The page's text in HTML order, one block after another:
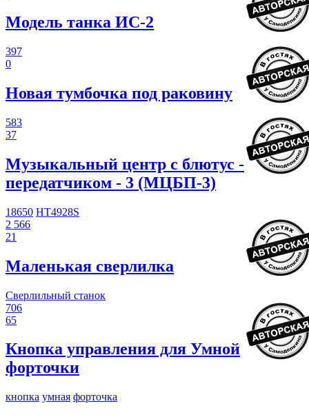
Модель танка ИС-2
397
0
Новая тумбочка под раковину
583
37
Музыкальный центр с блютус -
передатчиком - 3 (МЦБП-3)
18650 HT4928S
2 566
21
Маленькая сверлилка
Сверлильный станок
706
65
Кнопка управления для Умной
форточки
кнопка умная форточка